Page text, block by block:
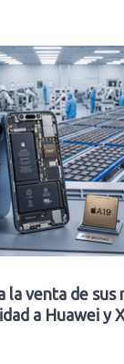
la venta de sus
a Huawei y